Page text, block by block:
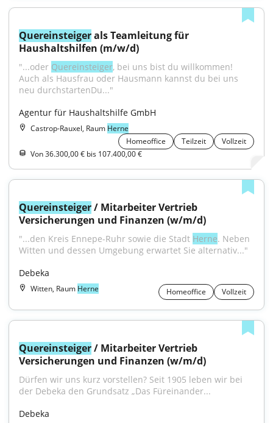
Quereinsteiger als Teamleitung für
Haushaltshilfen (m/w/d)
"...oder Quereinsteiger, bei uns bist du willkommen!
Auch als Hausfrau oder Hausmann kannst du bei uns
neu durchstartenDu..."
Agentur für Haushaltshilfe GmbH
Castrop-Rauxel, Raum Herne
Homeoffice
Teilzeit
Vollzeit
Von 36.300,00 € bis 107.400,00 €
Quereinsteiger / Mitarbeiter Vertrieb
Versicherungen und Finanzen (w/m/d)
"...den Kreis Ennepe-Ruhr sowie die Stadt Herne. Neben
Witten und dessen Umgebung erwartet Sie alternativ..."
Debeka
Witten, Raum Herne Homeoffice Vollzeit
Quereinsteiger / Mitarbeiter Vertrieb
Versicherungen und Finanzen (w/m/d)
Dürfen wir uns kurz vorstellen? Seit 1905 leben wir bei
der Debeka den Grundsatz „Das Füreinander...
Debeka